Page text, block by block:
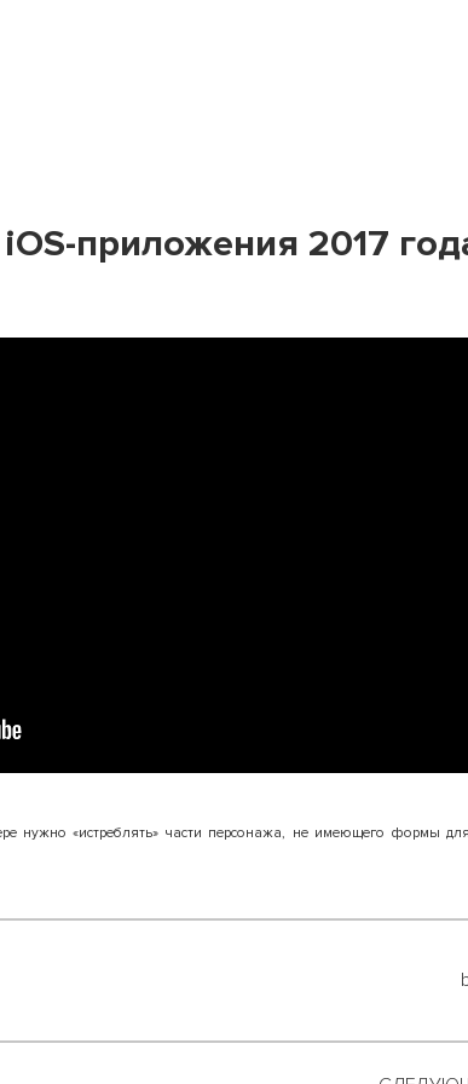
приложения 2017
нужно «истреблять» части персонажа, не имеющего формы